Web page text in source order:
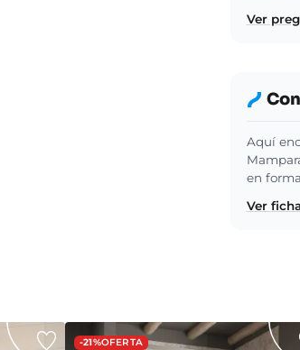
Ver
Aquí
en
Ver
-21%OFERTA